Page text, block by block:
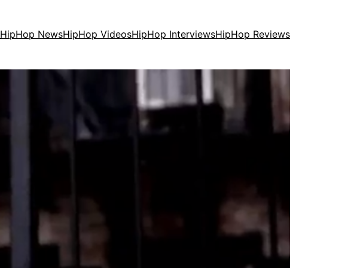
HipHop NewsHipHop VideosHipHop InterviewsHipHop Reviews